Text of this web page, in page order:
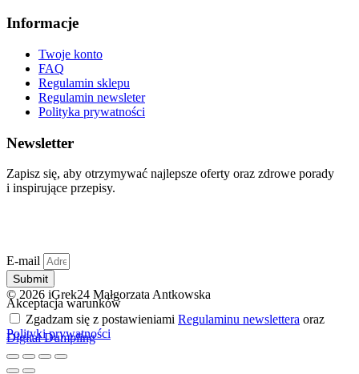
Informacje
Twoje konto
FAQ
Regulamin sklepu
Regulamin newsleter
Polityka prywatności
Newsletter
Zapisz się, aby otrzymywać najlepsze oferty oraz zdrowe porady
i inspirujące przepisy.
Akceptacja warunków
Zgadzam się z postawieniami Regulaminu newslettera oraz
Polityki prywatności
E-mail
Submit
© 2026 iGrek24 Małgorzata Antkowska
Digital Dumpling